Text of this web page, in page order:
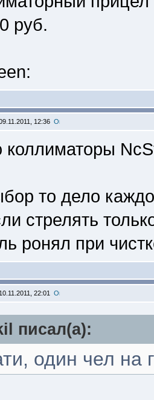
руб.
12:36
коллиматоры
то дело
стрелять
ронял при
22:01
писал(a):
один чел на